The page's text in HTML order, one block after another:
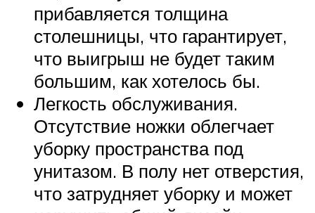
прибавляется толщина
столешницы, что гарантирует,
что выигрыш не будет таким
большим, как хотелось бы.
Легкость обслуживания.
Отсутствие ножки облегчает
уборку пространства под
унитазом. В полу нет отверстия,
что затрудняет уборку и может